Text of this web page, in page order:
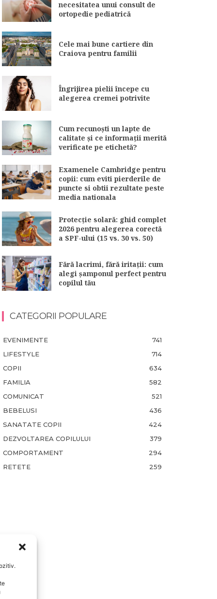
necesitatea unui consult de
ortopedie pediatrică
Cele mai bune cartiere din
Craiova pentru familii
Îngrijirea pielii începe cu
alegerea cremei potrivite
Cum recunoști un lapte de
calitate și ce informații merită
verificate pe etichetă?
Examenele Cambridge pentru
copii: cum eviti pierderile de
puncte si obtii rezultate peste
media nationala
Protecție solară: ghid complet
2026 pentru alegerea corectă
a SPF-ului (15 vs. 30 vs. 50)
Fără lacrimi, fără iritații: cum
alegi șamponul perfect pentru
copilul tău
CATEGORII POPULARE
EVENIMENTE
741
LIFESTYLE
714
COPII
634
FAMILIA
582
COMUNICAT
521
BEBELUSI
436
SANATATE COPII
424
DEZVOLTAREA COPILULUI
379
COMPORTAMENT
294
RETETE
259